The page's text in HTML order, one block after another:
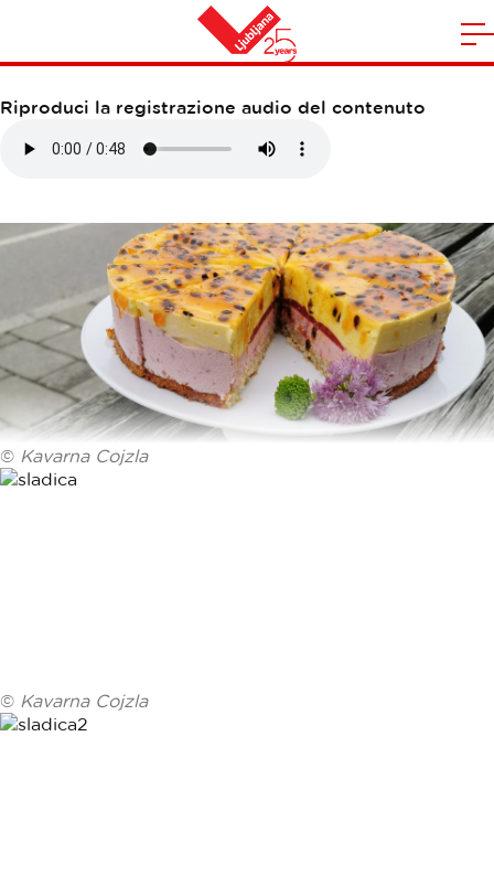
Casa
la
KAVARNA COJZLA
Riproduci la registrazione audio del contenuto
© Kavarna Cojzla
© Kavarna Cojzla